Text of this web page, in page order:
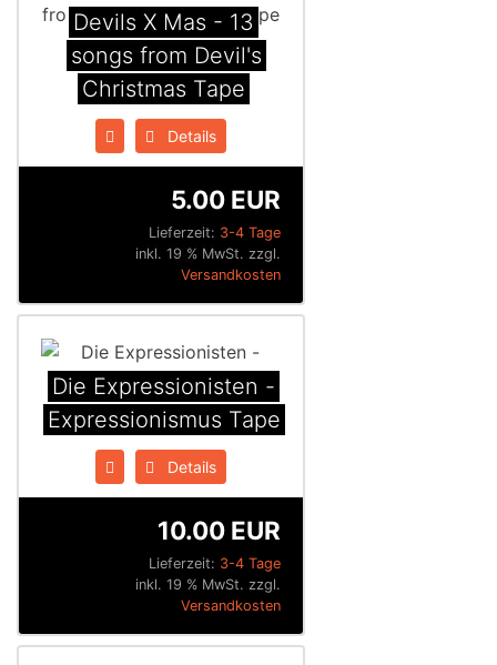
Devils X Mas - 13
songs from Devil's
Christmas Tape
Details
Lieferzeit: 3-4 Tage
5.00 EUR
inkl. 19 % MwSt. zzgl.
Versandkosten
Die Expressionisten -
Expressionismus Tape
Details
Lieferzeit: 3-4 Tage
10.00 EUR
inkl. 19 % MwSt. zzgl.
Versandkosten